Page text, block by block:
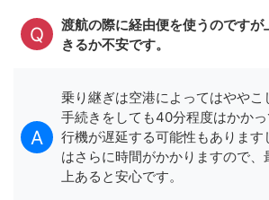
渡航の際に経由便を使うのですが
きるか不安です。
乗り継ぎは空港によってはややこ
手続きをしても40分程度はかか
行機が遅延する可能性もあります
はさらに時間がかかりますので、
上あると安心です。